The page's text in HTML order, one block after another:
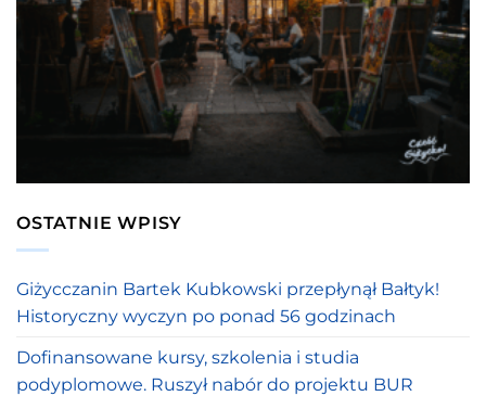
OSTATNIE WPISY
Giżycczanin Bartek Kubkowski przepłynął Bałtyk!
Historyczny wyczyn po ponad 56 godzinach
Dofinansowane kursy, szkolenia i studia
podyplomowe. Ruszył nabór do projektu BUR